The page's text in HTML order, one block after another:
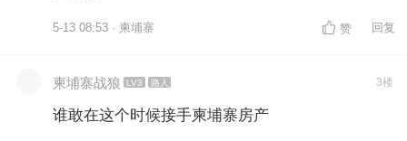
5-13 08:53 · 柬埔寨 赞 回复
柬埔寨战狼 LV3 路人 3楼
谁敢在这个时候接手柬埔寨房产